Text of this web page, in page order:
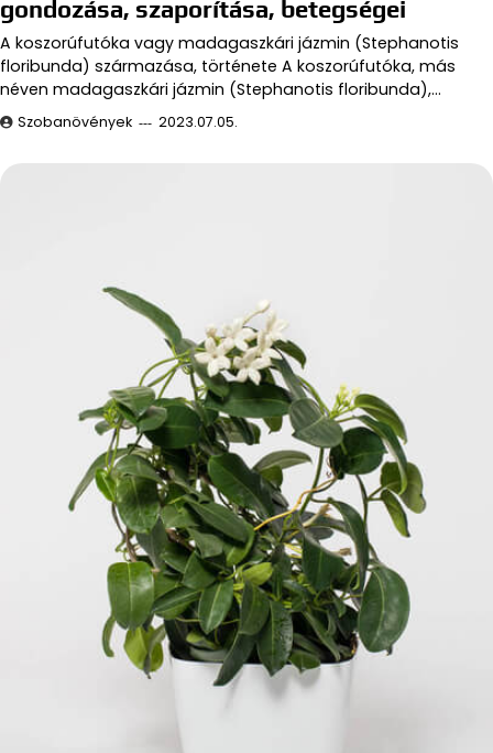
gondozása, szaporítása, betegségei
A koszorúfutóka vagy madagaszkári jázmin (Stephanotis
floribunda) származása, története A koszorúfutóka, más
néven madagaszkári jázmin (Stephanotis floribunda),…
Szobanövények 2023.07.05.